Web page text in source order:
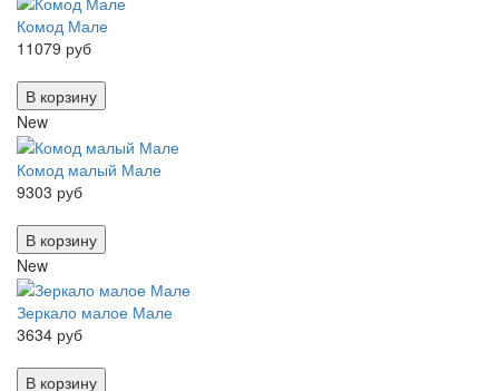
Комод Мале
11079 руб
В корзину
New
Комод малый Мале
9303 руб
В корзину
New
Зеркало малое Мале
3634 руб
В корзину